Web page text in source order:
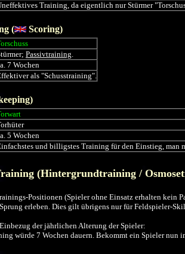
Training, da eigentlich nur Stürmer
( Scoring)
Passivtraining.
7 Wochen
als "Schusstraining".
5 Wochen
und billigstes Training für den Einstieg, man
(Hintergrundtraining /
Positionen (Spieler ohne Einsatz erhalten kein
erleben. Dies gilt übrigens nur für Feldspieler-
der jährlichen Alterung der Spieler:
würde 7 Wochen dauern. Bekommt ein Spieler